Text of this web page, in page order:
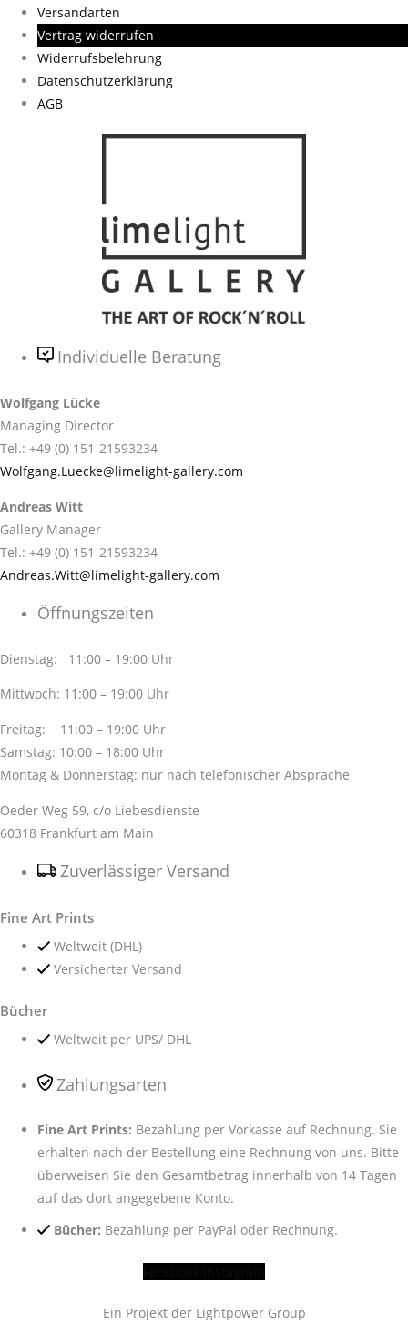
Versandarten
Vertrag widerrufen
Widerrufsbelehrung
Datenschutzerklärung
AGB
Individuelle Beratung
Wolfgang Lücke
Managing Director
Tel.: +49 (0) 151-21593234
Wolfgang.Luecke@limelight-gallery.com
Andreas Witt
Gallery Manager
Tel.: +49 (0) 151-21593234
Andreas.Witt@limelight-gallery.com
Öffnungszeiten
Dienstag: 11:00 – 19:00 Uhr
Mittwoch: 11:00 – 19:00 Uhr
Freitag: 11:00 – 19:00 Uhr
Samstag: 10:00 – 18:00 Uhr
Montag & Donnerstag: nur nach telefonischer Absprache
Oeder Weg 59, c/o Liebesdienste
60318 Frankfurt am Main
Zuverlässiger Versand
Fine Art Prints
Weltweit (DHL)
Versicherter Versand
Bücher
Weltweit per UPS/ DHL
Zahlungsarten
Fine Art Prints: Bezahlung per Vorkasse auf Rechnung. Sie
erhalten nach der Bestellung eine Rechnung von uns. Bitte
überweisen Sie den Gesamtbetrag innerhalb von 14 Tagen
auf das dort angegebene Konto.
Bücher: Bezahlung per PayPal oder Rechnung.
Ein Projekt der Lightpower Group